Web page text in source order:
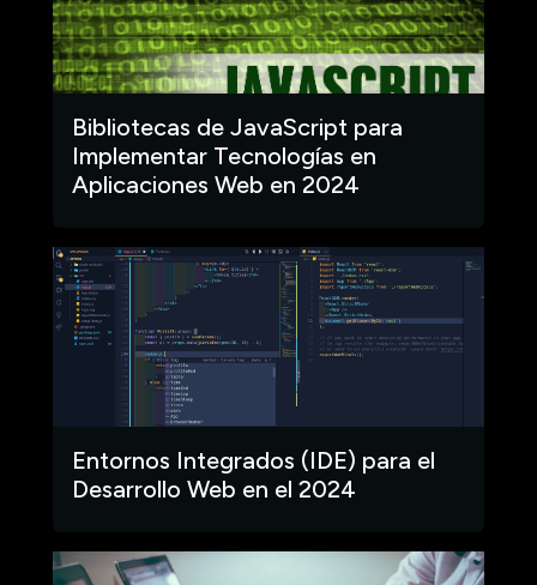
Bibliotecas de JavaScript para
Implementar Tecnologías en
Aplicaciones Web en 2024
Entornos Integrados (IDE) para el
Desarrollo Web en el 2024